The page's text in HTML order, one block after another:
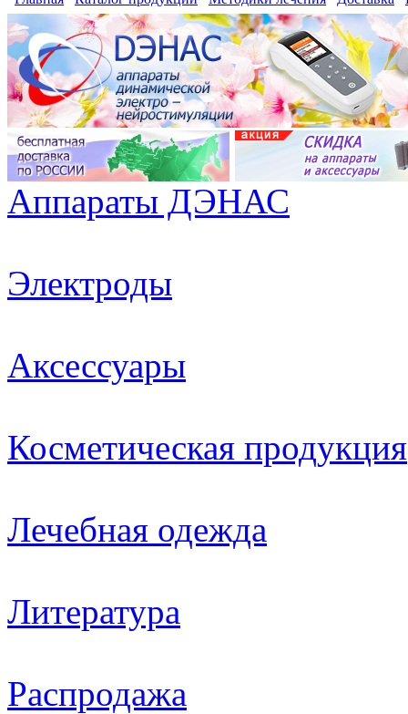
Аппараты ДЭНАС
Электроды
Аксессуары
Косметическая продукция
Лечебная одежда
Литература
Распродажа